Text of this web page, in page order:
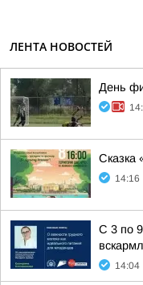
ЛЕНТА НОВОСТЕЙ
День
Сказка
14:16
С 3 по
14:04